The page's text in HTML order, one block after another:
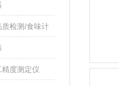
质检测/食味计
度测定仪